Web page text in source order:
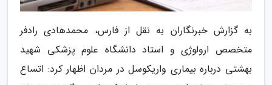
به گزارش خبرنگاران به نقل از فارس، محمدهادی رادفر
متخصص ارولوژی و استاد دانشگاه علوم پزشکی شهید
بهشتی درباره بیماری واریکوسل در مردان اظهار کرد: اتساع